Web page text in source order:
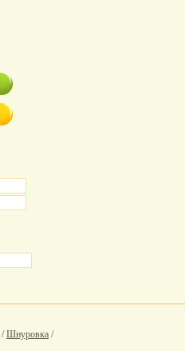
/Шнуровка /